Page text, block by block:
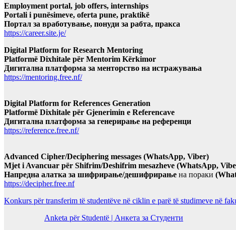
Employment portal, job offers, internships
Portali i punësimeve, oferta pune, praktikë
Портал за вработување, понуди за рабта, пракса
https://career.site.je/
Digital Platform for Research Mentoring
Platformë Dixhitale për Mentorim Kërkimor
Дигитална платформа за менторство на истражувања
https://mentoring.free.nf/
Digital Platform for References Generation
Platformë Dixhitale për Gjenerimin e Referencave
Дигитална платформа за генерирање на референци
https://reference.free.nf/
Advanced Cipher/Deciphering messages (WhatsApp, Viber)
Mjet i Avancuar për Shifrim/Deshifrim mesazheve (WhatsApp,
Напредна алатка за шифрирање/дешифрирање на пораки
https://decipher.free.nf
Konkurs për transferim të studentëve në ciklin e parë të studimeve në
Anketa për Studentë | Анкета за Студенти